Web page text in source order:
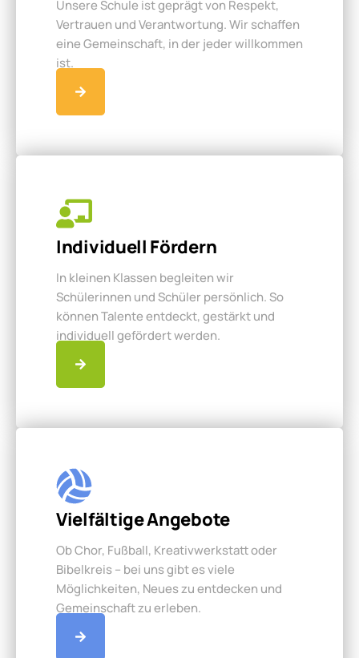
Unsere Schule ist geprägt von Respekt,
Vertrauen und Verantwortung. Wir schaffen
eine Gemeinschaft, in der jeder willkommen
ist.
Individuell Fördern
In kleinen Klassen begleiten wir
Schülerinnen und Schüler persönlich. So
können Talente entdeckt, gestärkt und
individuell gefördert werden.
Vielfältige Angebote
Ob Chor, Fußball, Kreativwerkstatt oder
Bibelkreis – bei uns gibt es viele
Möglichkeiten, Neues zu entdecken und
Gemeinschaft zu erleben.